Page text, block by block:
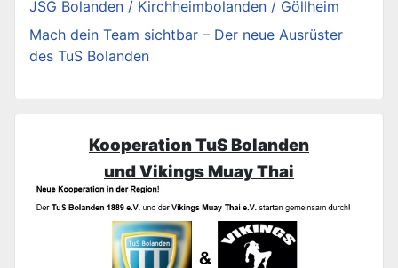
JSG Bolanden / Kirchheimbolanden / Göllheim
Mach dein Team sichtbar – Der neue Ausrüster
des TuS Bolanden
Kooperation TuS Bolanden
und Vikings Muay Thai